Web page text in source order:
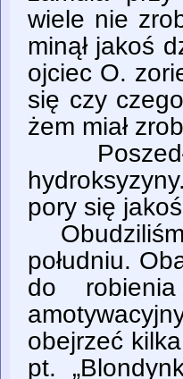
wiele nie
minął jakoś
ojciec O.
się czy
żem miał
pory się
południu.
do robienia
obejrzeć
pt.